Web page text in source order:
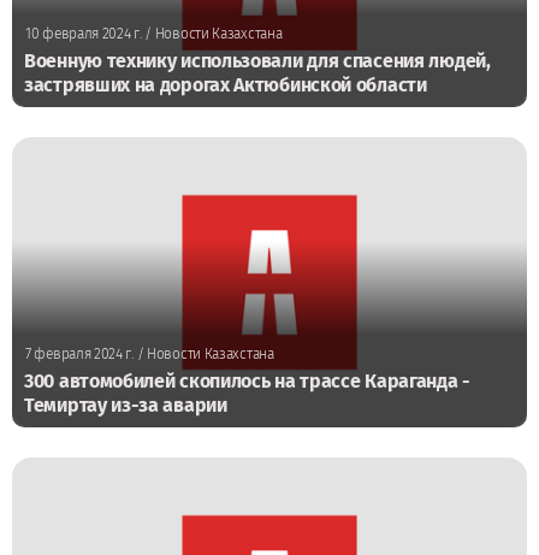
10 февраля 2024 г./ Новости Казахстана
Военную технику использовали для спасения людей,
застрявших на дорогах Актюбинской области
7 февраля 2024 г./ Новости Казахстана
300 автомобилей скопилось на трассе Караганда -
Темиртау из-за аварии